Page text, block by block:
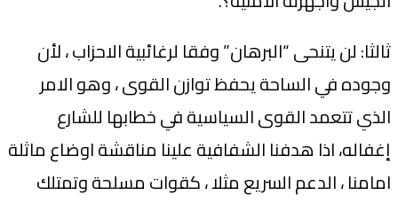
ثالثا: لن يتنحى “البرهان” وفقا لرغائبية الاحزاب ، لأن
وجوده في الساحة يحفظ توازن القوى ، وهو الامر
الذي تتعمد القوى السياسية في خطابها للشارع
إغفاله، اذا هدفنا الشفافية علينا مناقشة اوضاع ماثلة
امامنا ، الدعم السريع مثلا ، كقوات مسلحة وتمتلك